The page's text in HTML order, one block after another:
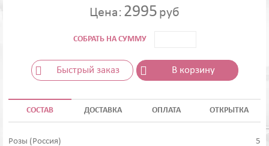
Цена: 2995 руб
СОБРАТЬ НА СУММУ
Быстрый заказ В корзину
СОСТАВ ДОСТАВКА ОПЛАТА ОТКРЫТКА
Розы (Россия)
5